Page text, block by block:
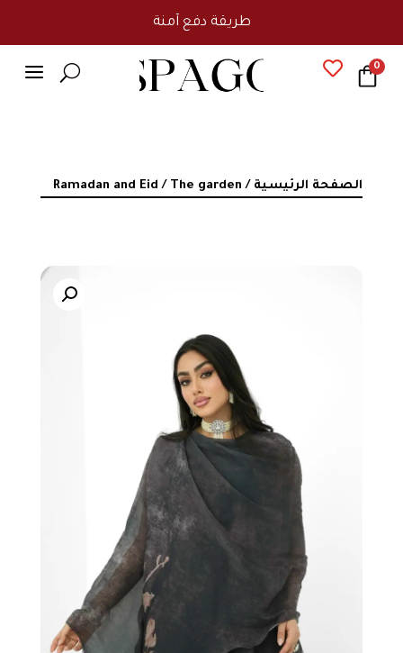
طريقة دفع آمنة
a U  0
الصفحة الرئيسية /
Ramadan and Eid / The garden